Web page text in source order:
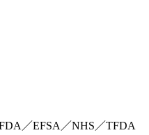
／EFSA／NHS／TFDA